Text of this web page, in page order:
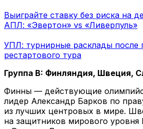
Выиграйте ставку без риска на
АПЛ: «Эвертон» vs «Ливерпуль»
УПЛ: турнирные расклады после
рестартового тура
Группа B: Финляндия, Швеция,
Финны — действующие
лидер Александр Барков по
из лучших центровых в мире.
на защитников мирового